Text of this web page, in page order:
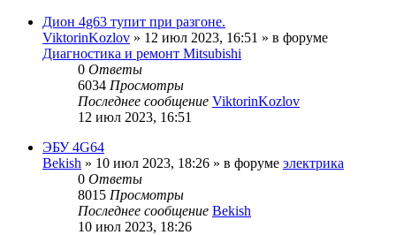
Дион 4g63 тупит при разгоне.
ViktorinKozlov » 12 июл 2023, 16:51 » в форуме
Диагностика и ремонт Mitsubishi
0 Ответы
6034 Просмотры
Последнее сообщение ViktorinKozlov
12 июл 2023, 16:51
ЭБУ 4G64
Bekish » 10 июл 2023, 18:26 » в форуме электрика
0 Ответы
8015 Просмотры
Последнее сообщение Bekish
10 июл 2023, 18:26